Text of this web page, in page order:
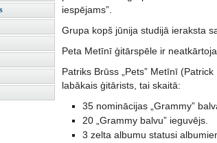
iespējams”.
Grupa kopš jūnija studijā ieraksta
Peta Metīnī ģitārspēle ir
Patriks Brūss „Pets” Metīnī
labākais ģitārists, tai skaitā:
35 nominācijas „Grammy”
20 „Grammy balvu” ieguvējs.
3 zelta albumu statusi